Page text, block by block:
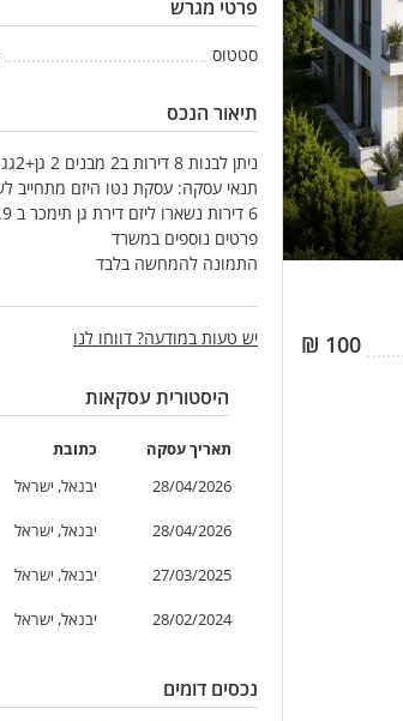
100
₪
פרטי מגרש
סטטוס
תיאור הנכס
ניתן לבנות 8 דירות ב2 מבנים 2 גן+2גג ביקוש גדול באיזור
6 דירות נשארו ליזם דירת גן תימכר ב 1.9 גג 1.6
פרטים נוספים במשרד
התמונה להמחשה בלבד
יש טעות במודעה? דווחו לנו
היסטורית עסקאות
תאריךעסקה כתובת
28/04/2026
יבנאל, ישראל
28/04/2026
יבנאל, ישראל
27/03/2025
יבנאל, ישראל
28/02/2024
יבנאל, ישראל
נכסים דומים